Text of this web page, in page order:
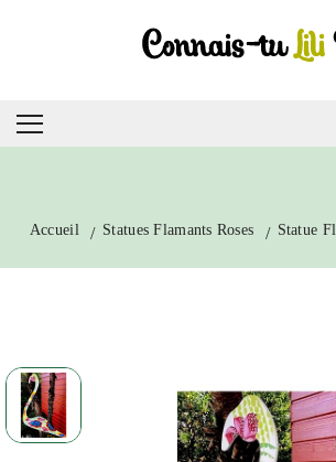
Accueil Statues Flamants Roses Statue